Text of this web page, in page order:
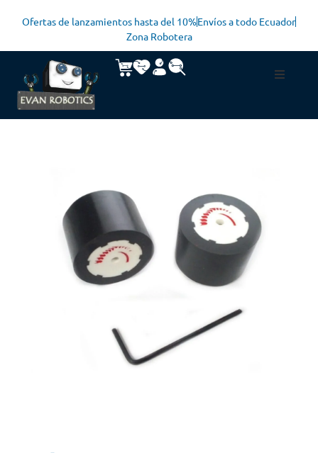
Ofertas de lanzamientos hasta del 10%Envíos a todo Ecuador
Zona Robotera